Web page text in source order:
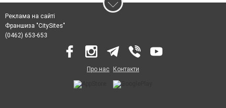
Реклама на сайті
Франшиза "CitySites"
(0462) 653-653
Про нас Контакти